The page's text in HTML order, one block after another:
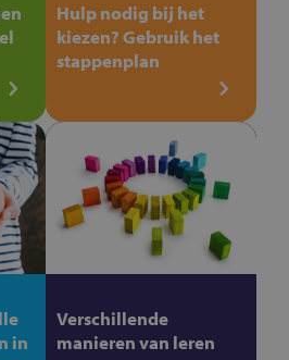
Hulp nodig bij het
kiezen? Gebruik het
stappenplan
in
Verschillende
manieren van leren